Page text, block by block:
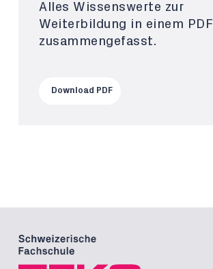
Alles Wissenswerte zur
Weiterbildung in einem PDF
zusammengefasst.
Download PDF